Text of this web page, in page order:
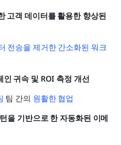
고객 데이터를 활용한 향상된
전송을 제거한 간소화된 워크
인 귀속 및 ROI 측정 개선
팀 간의 원활한 협업
을 기반으로 한 자동화된 이메